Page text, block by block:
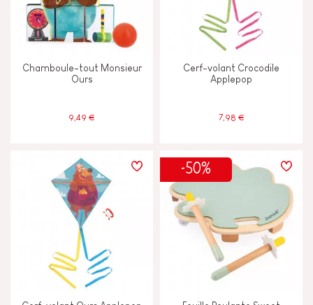
Chamboule-tout Monsieur
Ours
9,49 €
Cerf-volant Crocodile
Applepop
7,98 €
-50%